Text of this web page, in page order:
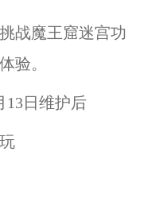
战魔王窟迷宫功
验。
13日维护后